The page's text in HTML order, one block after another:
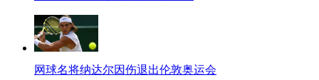
网球名将纳达尔因伤退出伦敦奥运会